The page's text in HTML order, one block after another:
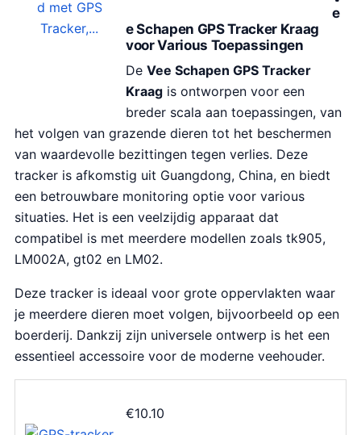
e
e Schapen GPS Tracker Kraag
voor Various Toepassingen
De Vee Schapen GPS Tracker
Kraag is ontworpen voor een
breder scala aan toepassingen, van
het volgen van grazende dieren tot het beschermen
van waardevolle bezittingen tegen verlies. Deze
tracker is afkomstig uit Guangdong, China, en biedt
een betrouwbare monitoring optie voor various
situaties. Het is een veelzijdig apparaat dat
compatibel is met meerdere modellen zoals tk905,
LM002A, gt02 en LM02.
Deze tracker is ideaal voor grote oppervlakten waar
je meerdere dieren moet volgen, bijvoorbeeld op een
boerderij. Dankzij zijn universele ontwerp is het een
essentieel accessoire voor de moderne veehouder.
€10.10